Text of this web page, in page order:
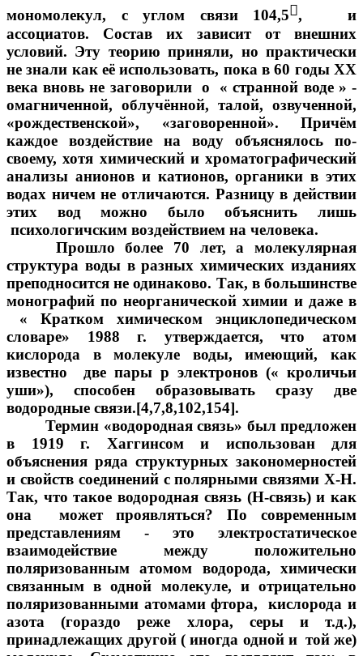
мономолекул, с углом связи 104,5, и
ассоциатов. Состав их зависит от внешних
условий. Эту теорию приняли, но практически
не знали как её использовать, пока в 60 годы ХХ
века вновь не заговорили о « странной воде » -
омагниченной, облучённой, талой, озвученной,
«рождественской», «заговоренной». Причём
каждое воздействие на воду объяснялось по-
своему, хотя химический и хроматографический
анализы анионов и катионов, органики в этих
водах ничем не отличаются. Разницу в действии
этих вод можно было объяснить лишь
психологичским воздействием на человека.
Прошло более 70 лет, а молекулярная
структура воды в разных химических изданиях
преподносится не одинаково. Так, в большинстве
монографий по неорганической химии и даже в
« Кратком химическом энциклопедическом
словаре» 1988 г. утверждается, что атом
кислорода в молекуле воды, имеющий, как
известно две пары p электронов (« кроличьи
уши»), способен образовывать сразу две
водородные связи.[4,7,8,102,154].
Термин «водородная связь» был предложен
в 1919 г. Хаггинсом и использован для
объяснения ряда структурных закономерностей
и свойств соединений с полярными связями Х-Н.
Так, что такое водородная связь (Н-связь) и как
она может проявляться? По современным
представлениям - это электростатическое
взаимодействие между положительно
поляризованным атомом водорода, химически
связанным в одной молекуле, и отрицательно
поляризованными атомами фтора, кислорода и
азота (гораздо реже хлора, серы и т.д.),
принадлежащих другой ( иногда одной и той же)